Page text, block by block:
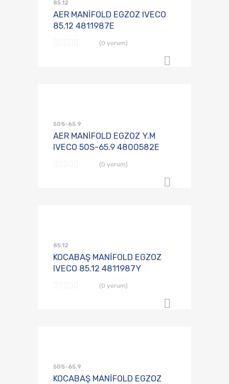
85.12
AER MANİFOLD EGZOZ IVECO
85.12 4811987E
(0 yorum)
50S-65.9
AER MANİFOLD EGZOZ Y.M
IVECO 50S-65.9 4800582E
(0 yorum)
85.12
KOCABAŞ MANİFOLD EGZOZ
IVECO 85.12 4811987Y
(0 yorum)
50S-65.9
KOCABAŞ MANİFOLD EGZOZ